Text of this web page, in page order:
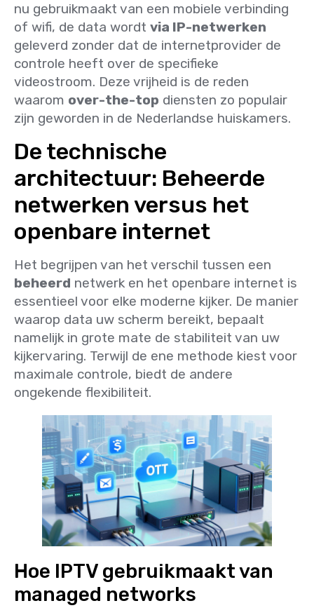
nu gebruikmaakt van een mobiele verbinding
of wifi, de data wordt via IP-netwerken
geleverd zonder dat de internetprovider de
controle heeft over de specifieke
videostroom. Deze vrijheid is de reden
waarom over-the-top diensten zo populair
zijn geworden in de Nederlandse huiskamers.
De technische
architectuur: Beheerde
netwerken versus het
openbare internet
Het begrijpen van het verschil tussen een
beheerd netwerk en het openbare internet is
essentieel voor elke moderne kijker. De manier
waarop data uw scherm bereikt, bepaalt
namelijk in grote mate de stabiliteit van uw
kijkervaring. Terwijl de ene methode kiest voor
maximale controle, biedt de andere
ongekende flexibiliteit.
Hoe IPTV gebruikmaakt van
managed networks